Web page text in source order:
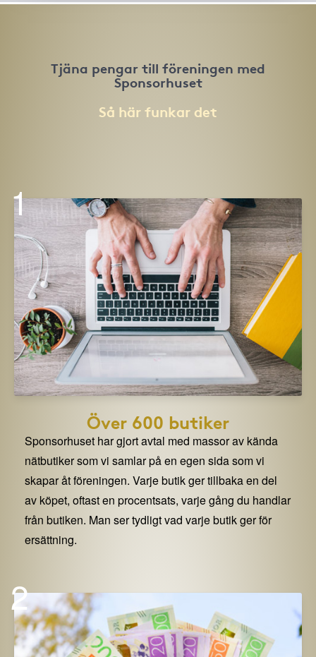
Tjäna pengar till föreningen med
Sponsorhuset
Så här funkar det
1
Över 600 butiker
Sponsorhuset har gjort avtal med massor av kända
nätbutiker som vi samlar på en egen sida som vi
skapar åt föreningen. Varje butik ger tillbaka en del
av köpet, oftast en procentsats, varje gång du handlar
från butiken. Man ser tydligt vad varje butik ger för
ersättning.
2